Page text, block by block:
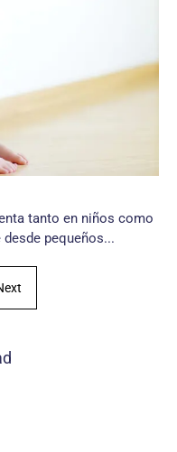
tanto en niños como
pequeños...